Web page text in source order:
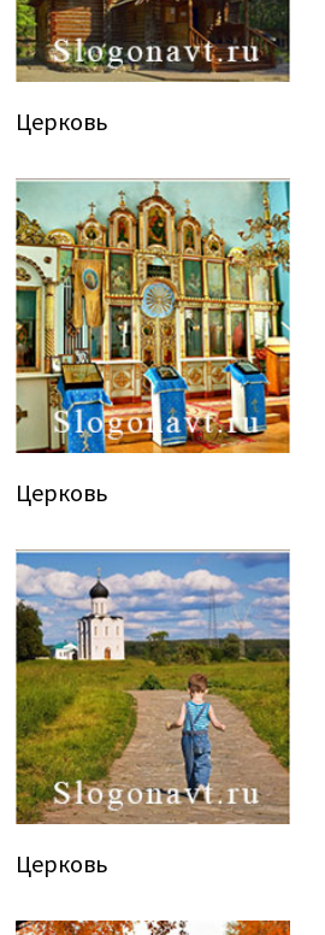
Церковь
Церковь
Церковь